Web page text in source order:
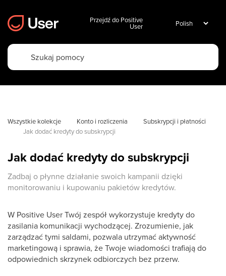
Przejdź do Positive
User
Wszystkie kolekcje Konto i rozliczenia
Subskrypcji i płatności
Jak dodać kredyty do subskrypcji
Jak dodać kredyty do subskrypcji
Zadbaj o płynne działanie swoich kampanii dzięki
monitorowaniu i kupowaniu pakietów kredytów.
W Positive User Twój zespół wykorzystuje kredyty do
zasilania komunikacji wychodzącej. Zrozumienie, jak
zarządzać tymi saldami, pozwala utrzymać aktywność
marketingową i sprawia, że Twoje wiadomości trafiają do
odpowiednich skrzynek odbiorczych bez przerw.